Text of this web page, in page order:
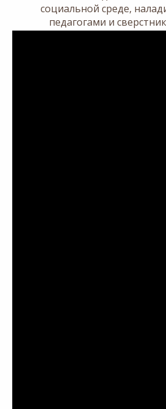
социальной среде,
педагогами и
адаптироваться к